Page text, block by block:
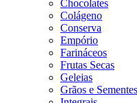
Chocolates
Colágeno
Conserva
Empório
Farináceos
Frutas Secas
Geleias
Grãos e Sementes